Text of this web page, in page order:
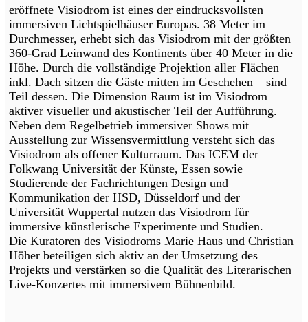
eröffnete Visiodrom ist eines der eindrucksvollsten
immersiven Lichtspielhäuser Europas. 38 Meter im
Durchmesser, erhebt sich das Visiodrom mit der größten
360-Grad Leinwand des Kontinents über 40 Meter in die
Höhe. Durch die vollständige Projektion aller Flächen
inkl. Dach sitzen die Gäste mitten im Geschehen – sind
Teil dessen. Die Dimension Raum ist im Visiodrom
aktiver visueller und akustischer Teil der Aufführung.
Neben dem Regelbetrieb immersiver Shows mit
Ausstellung zur Wissensvermittlung versteht sich das
Visiodrom als offener Kulturraum. Das ICEM der
Folkwang Universität der Künste, Essen sowie
Studierende der Fachrichtungen Design und
Kommunikation der HSD, Düsseldorf und der
Universität Wuppertal nutzen das Visiodrom für
immersive künstlerische Experimente und Studien.
Die Kuratoren des Visiodroms Marie Haus und Christian
Höher beteiligen sich aktiv an der Umsetzung des
Projekts und verstärken so die Qualität des Literarischen
Live-Konzertes mit immersivem Bühnenbild.